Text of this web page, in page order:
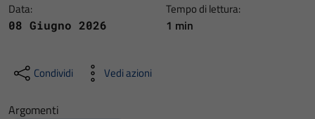
Data:
08 Giugno 2026
Tempo di lettura:
1 min
Condividi Vedi azioni
Argomenti